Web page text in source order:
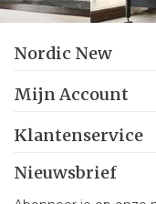
Nordic New
Mijn Account
Klantenservice
Nieuwsbrief